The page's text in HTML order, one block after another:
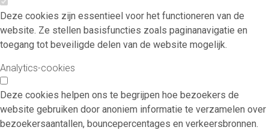
Deze cookies zijn essentieel voor het functioneren van de
website. Ze stellen basisfuncties zoals paginanavigatie en
toegang tot beveiligde delen van de website mogelijk.
Analytics-cookies
Deze cookies helpen ons te begrijpen hoe bezoekers de
website gebruiken door anoniem informatie te verzamelen over
bezoekersaantallen, bouncepercentages en verkeersbronnen.